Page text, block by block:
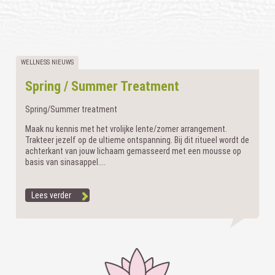
WELLNESS NIEUWS
Spring / Summer Treatment
Spring/Summer treatment
Maak nu kennis met het vrolijke lente/zomer arrangement.
Trakteer jezelf op de ultieme ontspanning. Bij dit ritueel wordt de
achterkant van jouw lichaam gemasseerd met een mousse op
basis van sinasappel....
Lees verder